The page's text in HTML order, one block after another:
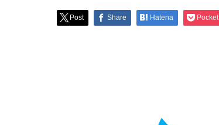
Post Share Hatena Pocket